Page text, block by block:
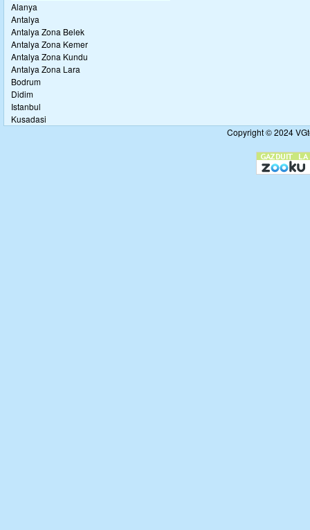
Alanya
Antalya
Antalya Zona Belek
Antalya Zona Kemer
Antalya Zona Kundu
Antalya Zona Lara
Bodrum
Didim
Istanbul
Kusadasi
Copyright © 2024